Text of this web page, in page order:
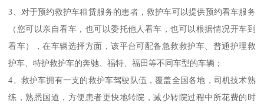
3、对于预约救护车租赁服务的患者，救护车可以提供预约看车服务
（您可以亲自看车，也可以委托他人看车，也可以根据情况开车到
看车），在车辆选择方面，该平台可配备急救救护车、普通护理救
护车、特护救护车的奔驰、福特、福田等不同车型的车辆；
4、救护车拥有一支的救护车驾驶队伍，覆盖全国各地，司机技术熟
练，熟悉国道，方便患者更快地转院，减少转院过程中所花费的时